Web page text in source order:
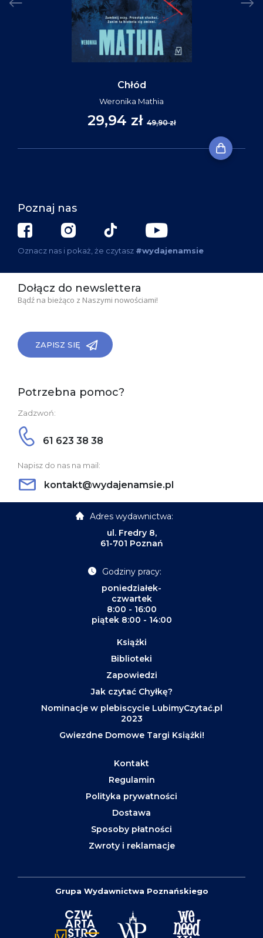
Chłód
Weronika Mathia
29,94 zł 49,90 zł
Poznaj nas
Oznacz nas i pokaż, że czytasz #wydajenamsie
Dołącz do newslettera
Bądź na bieżąco z Naszymi nowościami!
ZAPISZ SIĘ
Potrzebna pomoc?
Zadzwoń:
61 623 38 38
Napisz do nas na mail:
kontakt@wydajenamsie.pl
Adres wydawnictwa:
ul. Fredry 8,
61-701 Poznań
Godziny pracy:
poniedziałek-
czwartek
8:00 - 16:00
piątek 8:00 - 14:00
Książki
Biblioteki
Zapowiedzi
Jak czytać Chyłkę?
Nominacje w plebiscycie LubimyCzytać.pl
2023
Gwiezdne Domowe Targi Książki!
Kontakt
Regulamin
Polityka prywatności
Dostawa
Sposoby płatności
Zwroty i reklamacje
Grupa Wydawnictwa Poznańskiego